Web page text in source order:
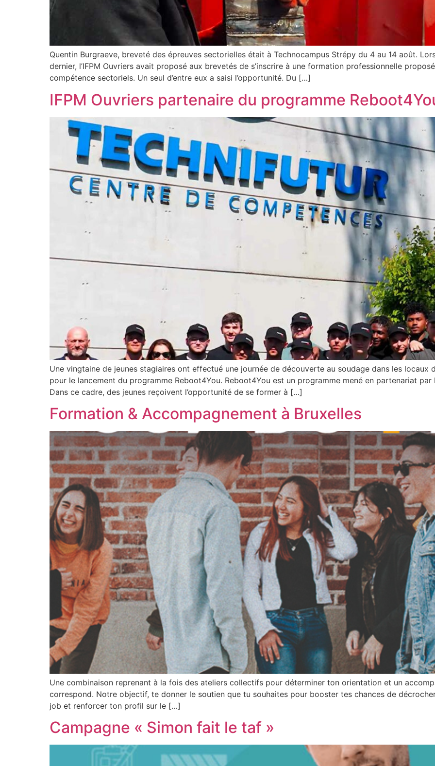
Quentin Burgraeve, breveté des épreuves sectorielles était à Technocampus Strépy du 4 au 14 août.
dernier, l’IFPM Ouvriers avait proposé aux brevetés de s’inscrire à une formation professionnelle
compétence sectoriels. Un seul d’entre eux a saisi l’opportunité. Du […]
IFPM Ouvriers partenaire du programme
Une vingtaine de jeunes stagiaires ont effectué une journée de découverte au soudage dans les locaux
pour le lancement du programme Reboot4You. Reboot4You est un programme mené en partenariat
Dans ce cadre, des jeunes reçoivent l’opportunité de se former à […]
Formation & Accompagnement à Bruxelles
Une combinaison reprenant à la fois des ateliers collectifs pour déterminer ton orientation et un
correspond. Notre objectif, te donner le soutien que tu souhaites pour booster tes chances de
job et renforcer ton profil sur le […]
Campagne « Simon fait le taf »